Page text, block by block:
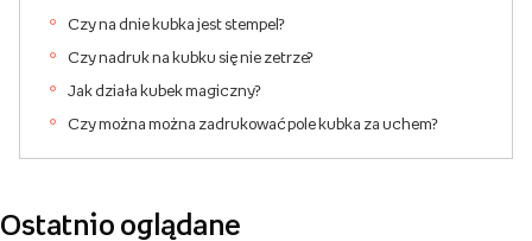
Czy na dnie kubka jest stempel?
Czy nadruk na kubku się nie zetrze?
Jak działa kubek magiczny?
Czy można można zadrukować pole kubka za uchem?
Ostatnio oglądane